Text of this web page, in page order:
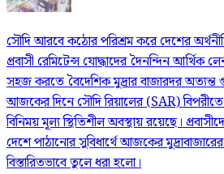
সৌদি আরবে কঠোর পরিশ্রম করে দেশের
প্রবাসী রেমিটেন্স যোদ্ধাদের দৈনন্দিন আর্থিক
সহজ করতে বৈদেশিক মুদ্রার বাজারদর অত্যন্ত
আজকের দিনে সৌদি রিয়ালের (SAR)
বিনিময় মূল্য স্থিতিশীল অবস্থায় রয়েছে।
দেশে পাঠানোর সুবিধার্থে আজকের
বিস্তারিতভাবে তুলে ধরা হলো।